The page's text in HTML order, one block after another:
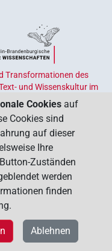
Transformationen des
und Wissenskultur im
geförderten
Sicherung und
dient. Koordiniert wird
Akademien der
Cookies auf
Cookies sind
auf dieser
Ihre
Zuständen
werden
finden
Ablehnen